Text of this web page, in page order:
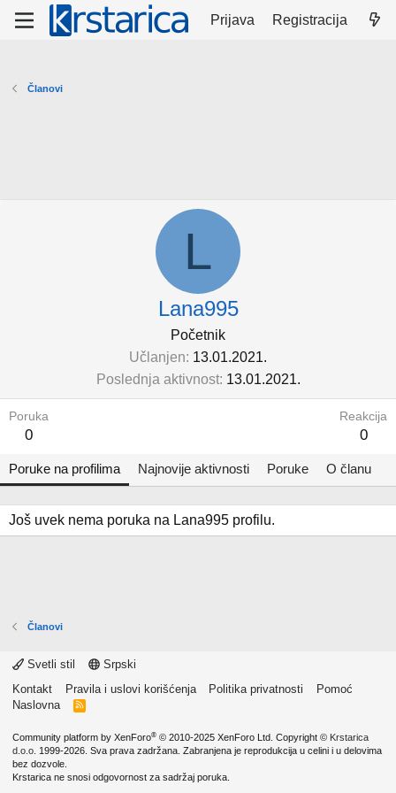
Prijava Registracija
Članovi
L
Lana995
Početnik
Učlanjen 13.01.2021.
Poslednja aktivnost 13.01.2021.
Poruka
0
Reakcija
0
Poruke na profilima Najnovije aktivnosti Poruke O članu
Još uvek nema poruka na Lana995 profilu.
Članovi
Svetli stil
Srpski
Kontakt
Pravila i uslovi korišćenja Politika privatnosti
Pomoć
Naslovna
R
Community platform by XenForo® © 2010-2025 XenForo Ltd. Copyright © Krstarica
d.o.o. 1999-2026. Sva prava zadržana. Zabranjena je reprodukcija u celini i u delovima
bez dozvole.
Krstarica ne snosi odgovornost za sadržaj poruka.